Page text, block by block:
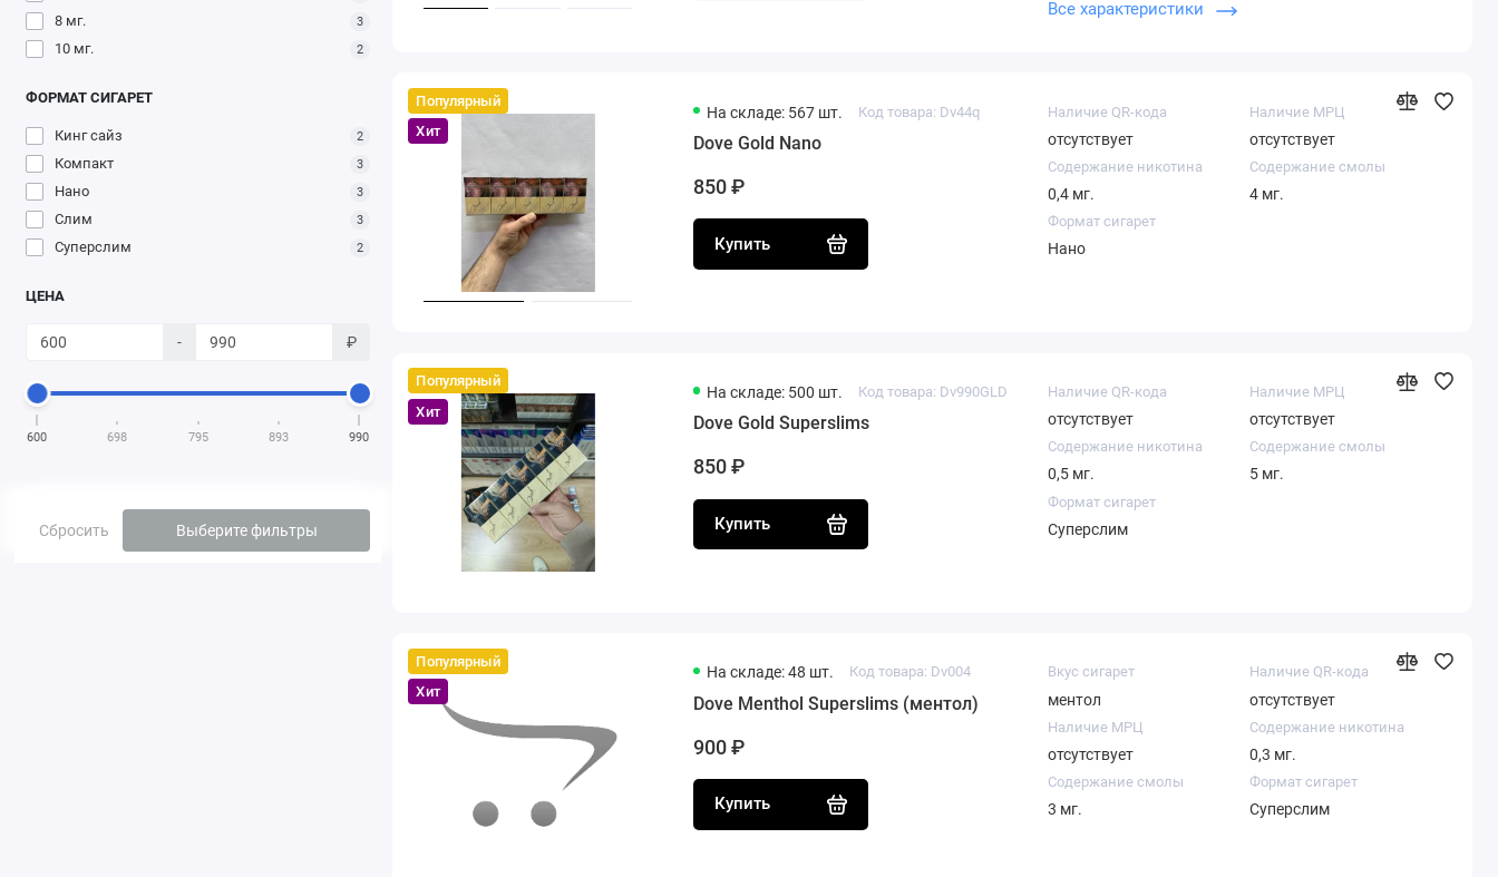
8 мг. 3
10 мг. 2
ФОРМАТ СИГАРЕТ
Кинг сайз 2
Компакт 3
Нано 3
Слим 3
Суперслим 2
ЦЕНА
- ₽
600 698 795 893 990
Сбросить Выберите фильтры
Компакт
Все характеристики
Популярный
Хит
На складе: 567 шт. Код товара: Dv44q
Dove Gold Nano
850 ₽
Купить
Наличие QR-кода
отсутствует
Наличие МРЦ
отсутствует
Содержание никотина
0,4 мг.
Содержание смолы
4 мг.
Формат сигарет
Нано
Популярный
Хит
На складе: 500 шт. Код товара: Dv990GLD
Dove Gold Superslims
850 ₽
Купить
Наличие QR-кода
отсутствует
Наличие МРЦ
отсутствует
Содержание никотина
0,5 мг.
Содержание смолы
5 мг.
Формат сигарет
Суперслим
Популярный
Хит
На складе: 48 шт. Код товара: Dv004
Dove Menthol Superslims (ментол)
900 ₽
Купить
Вкус сигарет
ментол
Наличие QR-кода
отсутствует
Наличие МРЦ
отсутствует
Содержание никотина
0,3 мг.
Содержание смолы
3 мг.
Формат сигарет
Суперслим